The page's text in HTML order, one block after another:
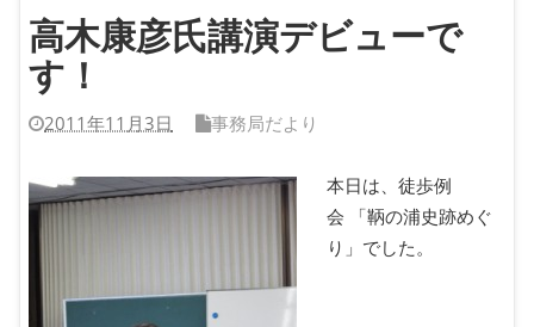
高木康彦氏講演デビューで
す！
2011年11月3日 事務局だより
本日は、徒歩例
会 「鞆の浦史跡めぐ
り」でした。